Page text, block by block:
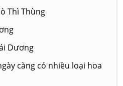
Thì Thùng
Dương
càng có nhiều loại hoa